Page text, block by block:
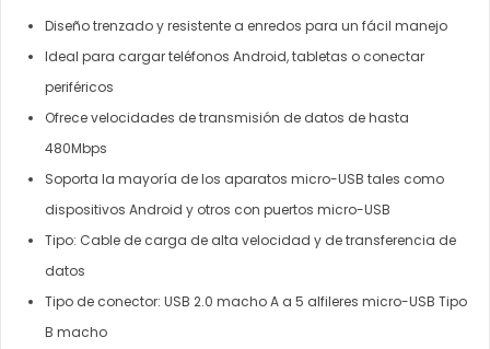
Diseño trenzado y resistente a enredos para un fácil manejo
Ideal para cargar teléfonos Android, tabletas o conectar
periféricos
Ofrece velocidades de transmisión de datos de hasta
480Mbps
Soporta la mayoría de los aparatos micro-USB tales como
dispositivos Android y otros con puertos micro-USB
Tipo: Cable de carga de alta velocidad y de transferencia de
datos
Tipo de conector: USB 2.0 macho A a 5 alfileres micro-USB Tipo
B macho